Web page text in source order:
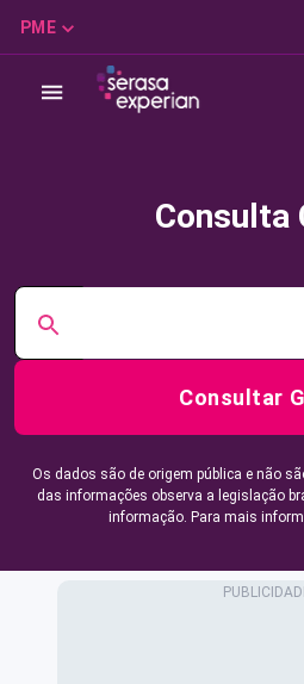
PME
Consulta
Consultar
Os dados são de origem pública e não
das informações observa a legislação
informação. Para mais